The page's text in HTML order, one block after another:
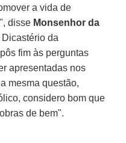
a vida de
disse Monsenhor da
da
fim às perguntas
apresentadas nos
mesma questão,
considero bom que
de bem".